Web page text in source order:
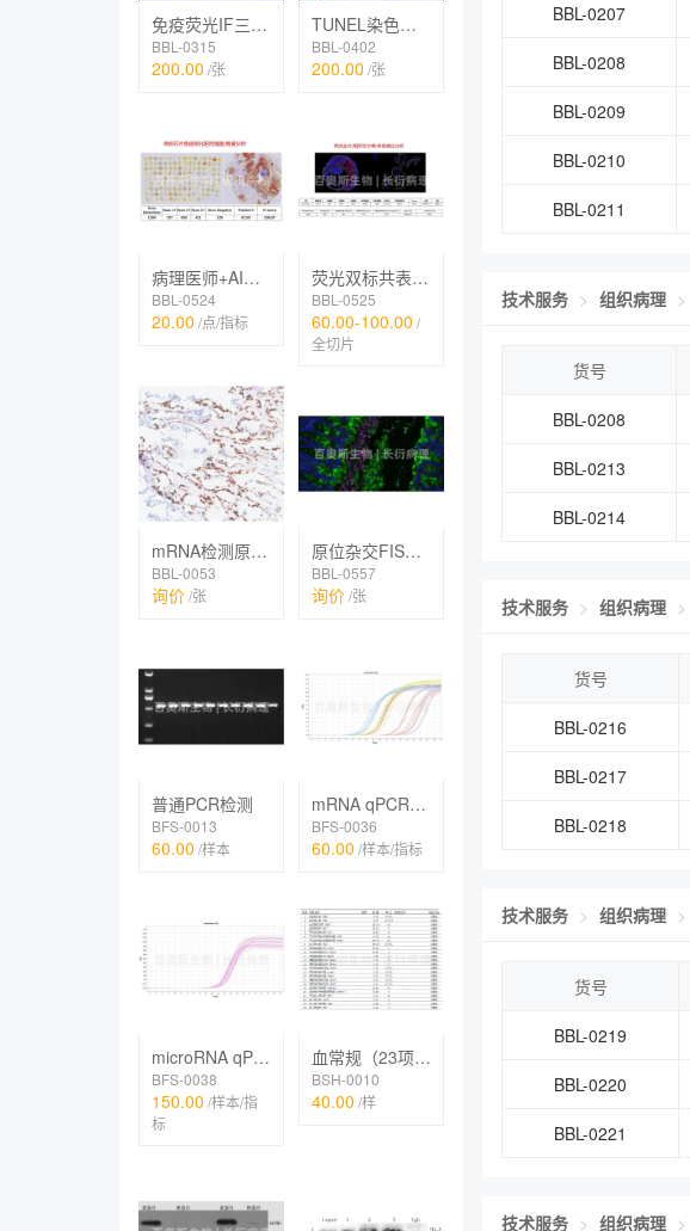
免疫荧光IF三标（TSA法）
BBL-0315
200.00 /张
TUNEL染色（荧光）
BBL-0402
200.00 /张
病理医师+AI辅助（组织芯片）
BBL-0524
20.00 /点/指标
荧光双标共表达分析
BBL-0525
60.00-100.00 /
全切片
mRNA检测原位杂交(RNAscope探针)
BBL-0053
询价/张
原位杂交FISH、IF双标
BBL-0557
询价/张
普通PCR检测
BFS-0013
60.00 /样本
mRNA qPCR检测
BFS-0036
60.00 /样本/指标
microRNA qPCR检测
BFS-0038
150.00 /样本/指
标
血常规（23项，五分类）
BSH-0010
40.00 /样
BBL-0207
BBL-0208
BBL-0209
BBL-0210
BBL-0211
技术服务 组织病理
货号
BBL-0208
BBL-0213
BBL-0214
技术服务 组织病理
货号
BBL-0216
BBL-0217
BBL-0218
技术服务 组织病理
货号
BBL-0219
BBL-0220
BBL-0221
技术服务 组织病理